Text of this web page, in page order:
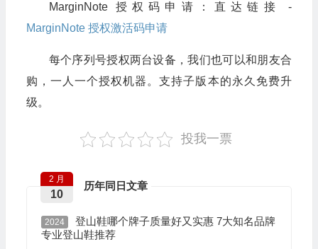
MarginNote 授权码申请：直达链接 -
MarginNote 授权激活码申请
每个序列号授权两台设备，我们也可以和朋友合
购，一人一个授权机器。支持子版本的永久免费升
级。
投我一票
历年同日文章
2 月
10
2024
登山鞋哪个牌子质量好又实惠 7大知名品牌
专业登山鞋推荐